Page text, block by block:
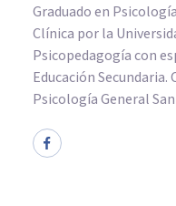
Graduado en
Clínica por la
Psicopedagogía con
Educación Secundaria.
Psicología General